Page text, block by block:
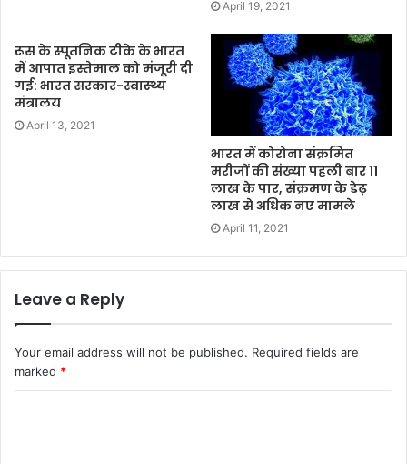
April 19, 2021
रूस के स्पूतनिक टीके के भारत
में आपात इस्तेमाल को मंजूरी दी
गई: भारत सरकार-स्वास्थ्य
मंत्रालय
April 13, 2021
भारत में कोरोना संक्रमित
मरीजों की संख्या पहली बार 11
लाख के पार, संक्रमण के डेढ़
लाख से अधिक नए मामले
April 11, 2021
Leave a Reply
Your email address will not be published. Required fields are
marked *